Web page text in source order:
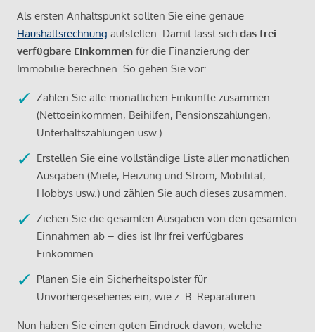
Als ersten Anhaltspunkt sollten Sie eine genaue
Haushaltsrechnung aufstellen: Damit lässt sich das frei
verfügbare Einkommen für die Finanzierung der
Immobilie berechnen. So gehen Sie vor:
Zählen Sie alle monatlichen Einkünfte zusammen
(Nettoeinkommen, Beihilfen, Pensionszahlungen,
Unterhaltszahlungen usw.).
Erstellen Sie eine vollständige Liste aller monatlichen
Ausgaben (Miete, Heizung und Strom, Mobilität,
Hobbys usw.) und zählen Sie auch dieses zusammen.
Ziehen Sie die gesamten Ausgaben von den gesamten
Einnahmen ab – dies ist Ihr frei verfügbares
Einkommen.
Planen Sie ein Sicherheitspolster für
Unvorhergesehenes ein, wie z. B. Reparaturen.
Nun haben Sie einen guten Eindruck davon, welche